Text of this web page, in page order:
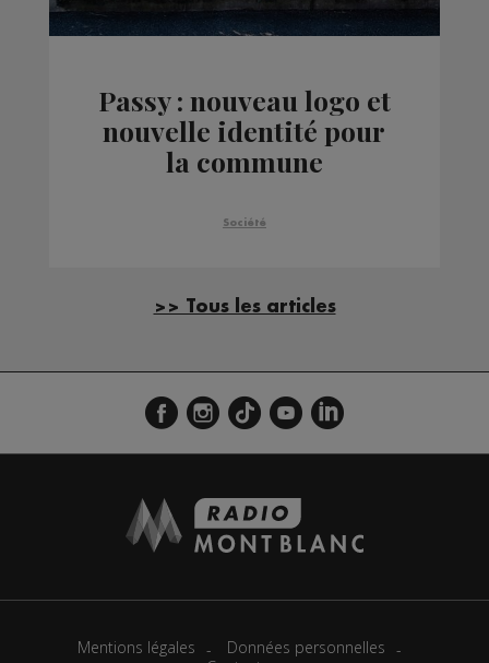
Passy : nouveau logo et
nouvelle identité pour
la commune
Société
>> Tous les articles
Mentions légales
Données personnelles